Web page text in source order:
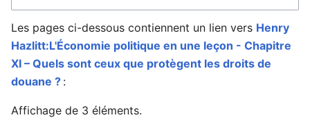
Les pages ci-dessous contiennent un lien vers Henry
Hazlitt:L'Économie politique en une leçon - Chapitre
XI – Quels sont ceux que protègent les droits de
douane ? :
Affichage de 3 éléments.